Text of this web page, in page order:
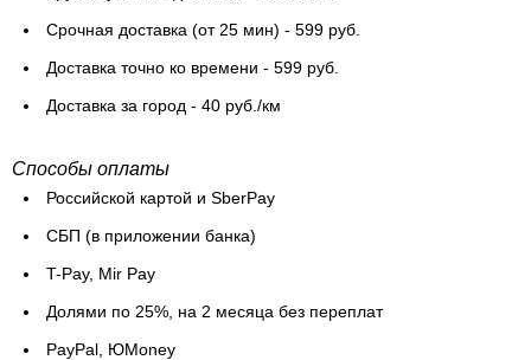
Cрочная доставка (от 25 мин) - 599 руб.
Доставка точно ко времени - 599 руб.
Доставка за город - 40 руб./км
Способы оплаты
Российской картой и SberPay
СБП (в приложении банка)
T-Pay, Mir Pay
Долями по 25%, на 2 месяца без переплат
PayPal, ЮMoney